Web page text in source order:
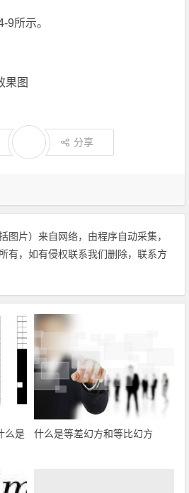
9所示。
果图
分享
图片）来自网络，由程序自动采集，
有，如有侵权联系我们删除，联系方
么是
什么是等差幻方和等比幻方